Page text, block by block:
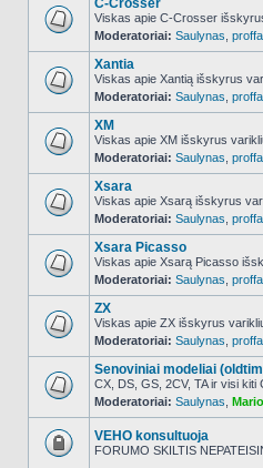
NO_UNREAD_POSTS
C-Crosser
Viskas apie C-Crosser
Moderatoriai: Saulynas
NO_UNREAD_POSTS
Xantia
Viskas apie Xantią išskyrus
Moderatoriai: Saulynas
NO_UNREAD_POSTS
XM
Viskas apie XM išskyrus
Moderatoriai: Saulynas
NO_UNREAD_POSTS
Xsara
Viskas apie Xsarą išskyrus
Moderatoriai: Saulynas
NO_UNREAD_POSTS
Xsara Picasso
Viskas apie Xsarą Picasso
Moderatoriai: Saulynas
NO_UNREAD_POSTS
ZX
Viskas apie ZX išskyrus
Moderatoriai: Saulynas
NO_UNREAD_POSTS
Senoviniai modeliai
CX, DS, GS, 2CV, TA ir visi kiti
Moderatoriai: Saulynas Mario
VEHO konsultuoja
FORUMO SKILTIS